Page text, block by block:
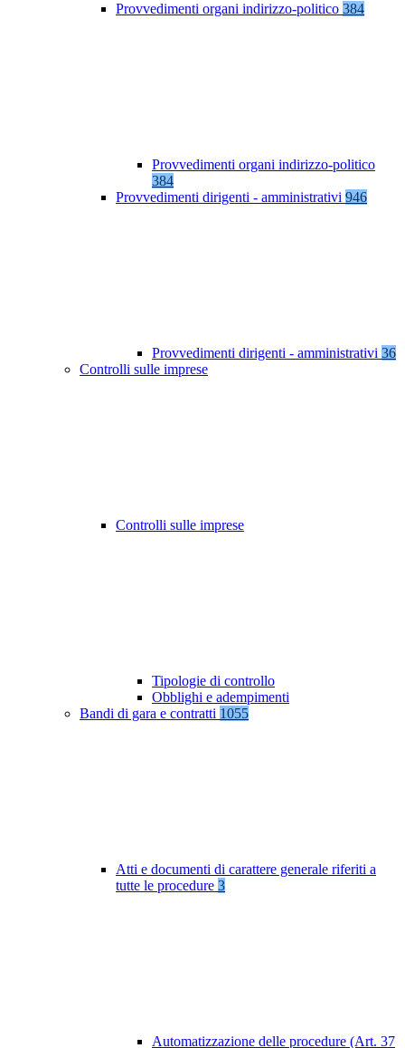
Provvedimenti organi indirizzo-politico 384
Provvedimenti organi indirizzo-politico
384
Provvedimenti dirigenti - amministrativi 946
Provvedimenti dirigenti - amministrativi 36
Controlli sulle imprese
Controlli sulle imprese
Tipologie di controllo
Obblighi e adempimenti
Bandi di gara e contratti 1055
Atti e documenti di carattere generale riferiti a
tutte le procedure 3
Automatizzazione delle procedure (Art. 37